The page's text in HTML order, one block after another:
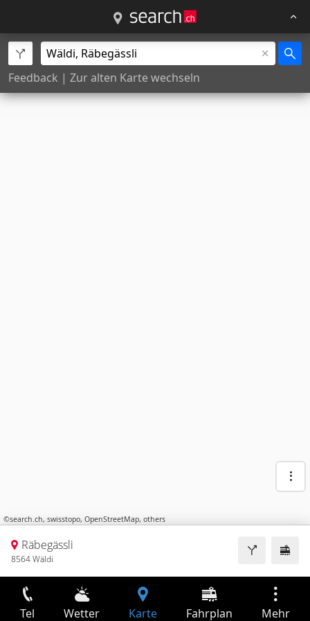
Feedback | Zur alten Karte wechseln
©search.ch, swisstopo, OpenStreetMap, others
Räbegässli
8564 Wäldi
Tel Wetter Karte Fahrplan Mehr